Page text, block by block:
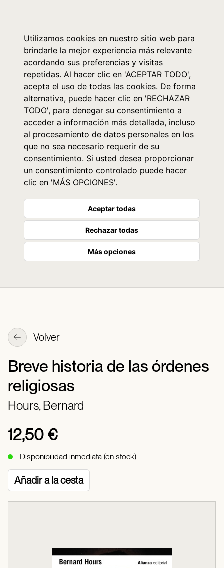
Utilizamos cookies en nuestro sitio web para
brindarle la mejor experiencia más relevante
acordando sus preferencias y visitas
repetidas. Al hacer clic en 'ACEPTAR TODO',
acepta el uso de todas las cookies. De forma
alternativa, puede hacer clic en 'RECHAZAR
TODO', para denegar su consentimiento a
acceder a información más detallada, incluso
al procesamiento de datos personales en los
que no sea necesario requerir de su
consentimiento. Si usted desea proporcionar
un consentimiento controlado puede hacer
clic en 'MÁS OPCIONES'.
Aceptar todas
Rechazar todas
Más opciones
Volver
Breve historia de las órdenes
religiosas
Hours, Bernard
12,50 €
Disponibilidad inmediata (en stock)
Añadir a la cesta